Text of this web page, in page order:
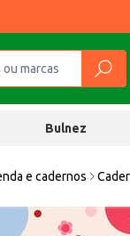
Bulnez
e cadernos